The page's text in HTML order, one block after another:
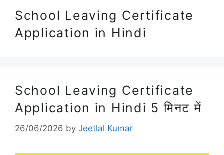
School Leaving Certificate
Application in Hindi
School Leaving Certificate
Application in Hindi 5 मिनट में
26/06/2026 by Jeetlal Kumar